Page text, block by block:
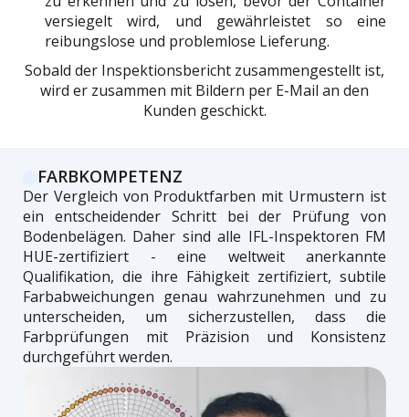
versiegelt wird, und gewährleistet so eine
reibungslose und problemlose Lieferung.
Sobald der Inspektionsbericht zusammengestellt ist,
wird er zusammen mit Bildern per E-Mail an den
Kunden geschickt.
FARBKOMPETENZ
Der Vergleich von Produktfarben mit Urmustern ist
ein entscheidender Schritt bei der Prüfung von
Bodenbelägen. Daher sind alle IFL-Inspektoren FM
HUE-zertifiziert - eine weltweit anerkannte
Qualifikation, die ihre Fähigkeit zertifiziert, subtile
Farbabweichungen genau wahrzunehmen und zu
unterscheiden, um sicherzustellen, dass die
Farbprüfungen mit Präzision und Konsistenz
durchgeführt werden.